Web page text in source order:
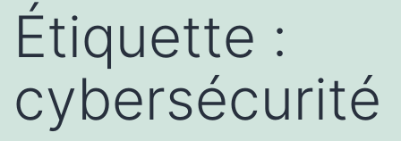
Étiquette :
cybersécurité